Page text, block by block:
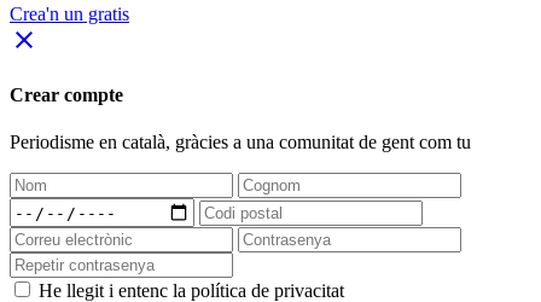
Crea'n un gratis
close
Crear compte
Periodisme en català, gràcies a una comunitat de gent com tu
He llegit i entenc la política de privacitat